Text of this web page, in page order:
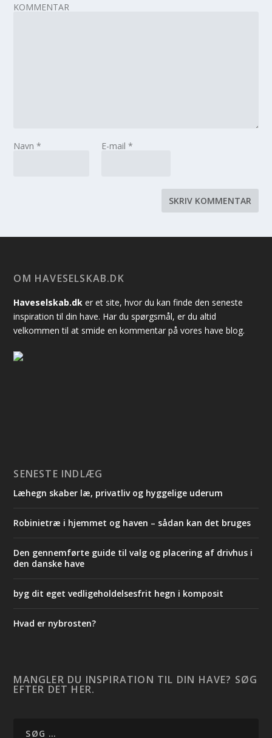
KOMMENTAR
Navn* E-mail *
OM HAVESELSKAB.DK
Haveselskab.dk er et site, hvor du kan finde den seneste
inspiration til din have. Har du spørgsmål, er du altid
velkommen til at smide en kommentar på vores have blog.
SENESTE INDLÆG
Læhegn skaber læ, privatliv og hyggelige uderum
Robinietræ i hjemmet og haven – sådan kan det bruges
Den gennemførte guide til valg og placering af drivhus i
den danske have
byg dit eget vedligeholdelsesfrit hegn i komposit
Hvad er nybrosten?
MANGLER DU INSPIRATION TIL DIN HAVE? SØG
EFTER DET HER.